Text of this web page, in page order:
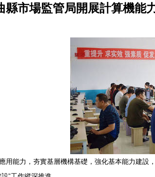
縣市場監管局開展計算機能
用能力，夯實基層機構基礎，強化基本能力建